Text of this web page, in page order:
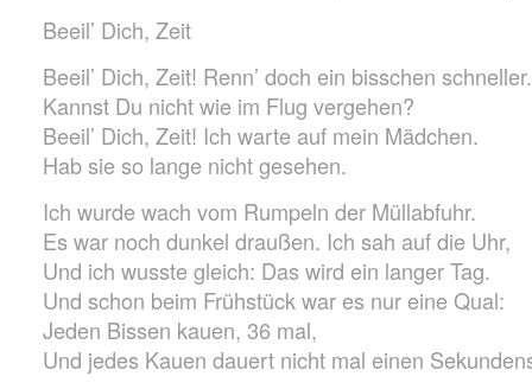
Beeil’ Dich, Zeit
Beeil’ Dich, Zeit! Renn’ doch ein bisschen schneller.
Kannst Du nicht wie im Flug vergehen?
Beeil’ Dich, Zeit! Ich warte auf mein Mädchen.
Hab sie so lange nicht gesehen.
Ich wurde wach vom Rumpeln der Müllabfuhr.
Es war noch dunkel draußen. Ich sah auf die Uhr,
Und ich wusste gleich: Das wird ein langer Tag.
Und schon beim Frühstück war es nur eine Qual:
Jeden Bissen kauen, 36 mal,
Und jedes Kauen dauert nicht mal einen